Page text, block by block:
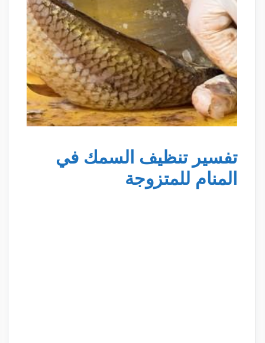
تفسير تنظيف السمك في
المنام للمتزوجة